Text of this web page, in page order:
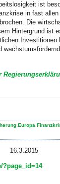
ist
in fast
Die
Hintergrund ist
Europa
16.3.2015
?page_id=14